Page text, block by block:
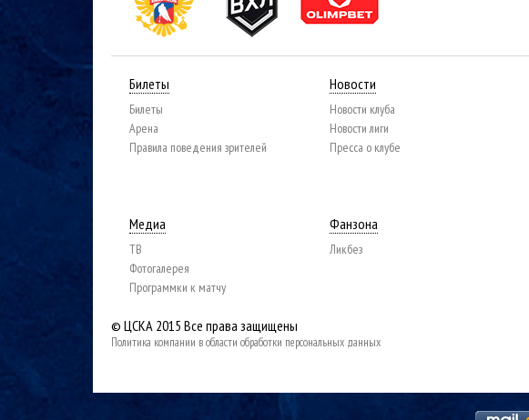
Билеты
Билеты
Арена
Правила поведения зрителей
Новости
Новости клуба
Новости лиги
Пресса о клубе
Медиа
ТВ
Фотогалерея
Программки к матчу
Фанзона
Ликбез
© ЦСКА 2015 Все права защищены
Политика компании в области обработки персональных данных